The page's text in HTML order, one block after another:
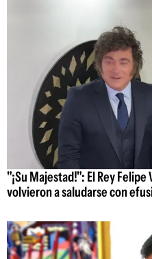
"¡Su Majestad!": El Rey
volvieron a saludarse con